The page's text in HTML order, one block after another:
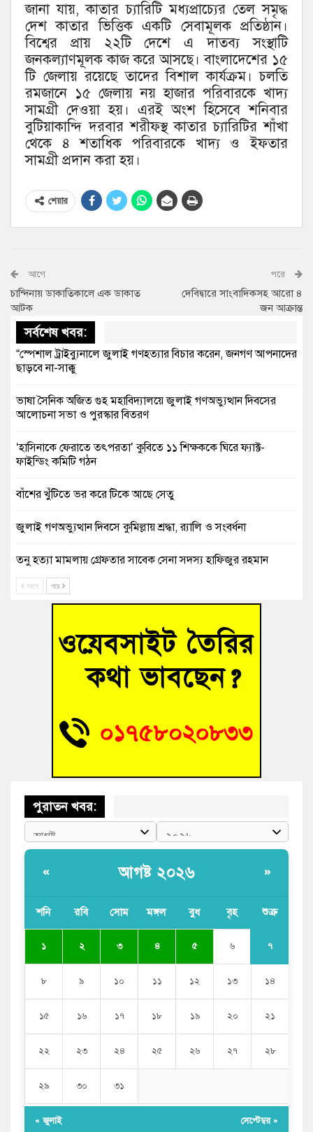
জানা যায়, কাতার চ্যারিটি মধ্যপ্রাচ্যের তেল সমৃদ্ধ
দেশ কাতার ভিত্তিক একটি সেবামূলক প্রতিষ্ঠান।
বিশ্বের প্রায় ২২টি দেশে এ দাতব্য সংস্থাটি
জনকল্যাণমূলক কাজ করে আসছে। বাংলাদেশের ১৫
টি জেলায় রয়েছে তাদের বিশাল কার্যক্রম। চলতি
রমজানে ১৫ জেলায় নয় হাজার পরিবারকে খাদ্য
সামগ্রী দেওয়া হয়। এরই অংশ হিসেবে শনিবার
বুটিয়াকান্দি দরবার শরীফস্থ কাতার চ্যারিটির শাঁখা
থেকে ৪ শতাধিক পরিবারকে খাদ্য ও ইফতার
সামগ্রী প্রদান করা হয়।
শেয়ার
আগে
চান্দিনায় ডাকাতিকালে এক ডাকাত
আটক
পরে
দেবিদ্বারে সাংবাদিকসহ আরো ৪
জন আক্রান্ত
সর্বশেষ খবর:
“স্পেশাল ট্রাইব্যুনালে জুলাই গণহত্যার বিচার করেন, জনগণ আপনাদের
ছাড়বে না-সাক্কু
ভাষা সৈনিক অজিত গুহ মহাবিদ্যালয়ে জুলাই গণঅভ্যুত্থান দিবসের
আলোচনা সভা ও পুরস্কার বিতরণ
‘হাসিনাকে ফেরাতে তৎপরতা’ কুবিতে ১১ শিক্ষককে ঘিরে ফ্যাক্ট-
ফাইন্ডিং কমিটি গঠন
বাঁশের খুঁটিতে ভর করে টিকে আছে সেতু
জুলাই গণঅভ্যুত্থান দিবসে কুমিল্লায় শ্রদ্ধা, র‍্যালি ও সংবর্ধনা
তনু হত্যা মামলায় গ্রেফতার সাবেক সেনা সদস্য হাফিজুর রহমান
আহত শিক্ষার্থীদের দেখতে গিয়ে মেডিকেলের ক্যান্টিনে অবরুদ্ধ জবি
হোমনায় বিধবা নারীর জমি দখল ও জীবননাশের হুমকির অভিযোগ
বুড়িচংয়ে অতিথি পাখির আবাসস্থল সংরক্ষণে প্রশাসনের উদ্যোগ; ৯
বুড়িচংয়ে জুলাই গণঅভ্যুত্থান দিবস উদযাপন উপলক্ষে প্রস্তুতিমূলক
আগে পরে
পুরাতন খবর:
« আগষ্ট ২০২৬ »
শনি রবি সোম মঙ্গল বুধ বৃহ শুক্র
১ ২ ৩ ৪ ৫ ৬ ৭
৮ ৯ ১০ ১১ ১২ ১৩ ১৪
১৫ ১৬ ১৭ ১৮ ১৯ ২০ ২১
২২ ২৩ ২৪ ২৫ ২৬ ২৭ ২৮
২৯ ৩০ ৩১
« জুলাই সেপ্টেম্বর »